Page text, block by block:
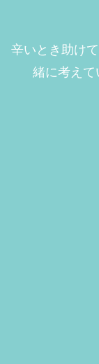
辛いとき助け
緒に考えて